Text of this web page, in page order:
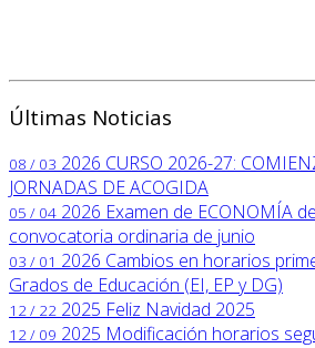
Últimas Noticias
08 / 03 2026 CURSO 2026-27:
JORNADAS DE ACOGIDA
05 / 04 2026 Examen de ECONOMÍA
convocatoria ordinaria de junio
03 / 01 2026 Cambios en horarios
Grados de Educación (EI, EP y DG)
12 / 22 2025 Feliz Navidad 2025
12 / 09 2025 Modificación horarios